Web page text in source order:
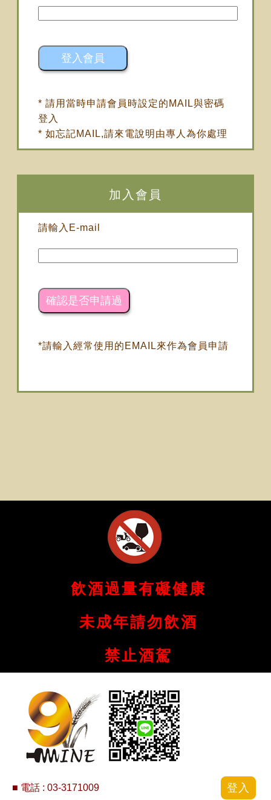
* 請用當時申請會員時設定的MAIL與密碼
登入
* 如忘記MAIL,請來電說明由專人為你處理
加入會員
請輸入E-mail
*請輸入經常使用的EMAIL來作為會員申請
飲酒過量有礙健康
未成年請勿飲酒
禁止酒駕
■ 電話 : 03-3171009 登入